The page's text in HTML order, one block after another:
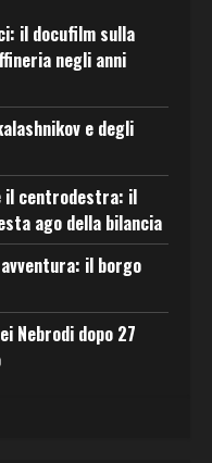
il docufilm sulla
negli anni
e degli
il centrodestra: il
ago della bilancia
il borgo
Nebrodi dopo 27